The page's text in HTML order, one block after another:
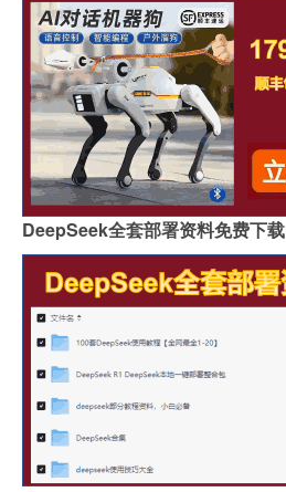
DeepSeek全套部署资料免费下载